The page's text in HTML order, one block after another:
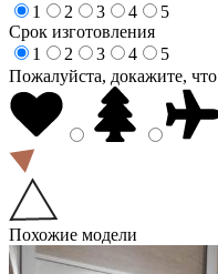
1
2 3 4
5
Срок изготовления
1
2 3 4
5
Пожалуйста, докажите,
Похожие модели